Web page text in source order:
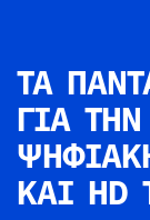
ΤΑ
ΓΙΑ ΤΗΝ
ΚΑΙ HD